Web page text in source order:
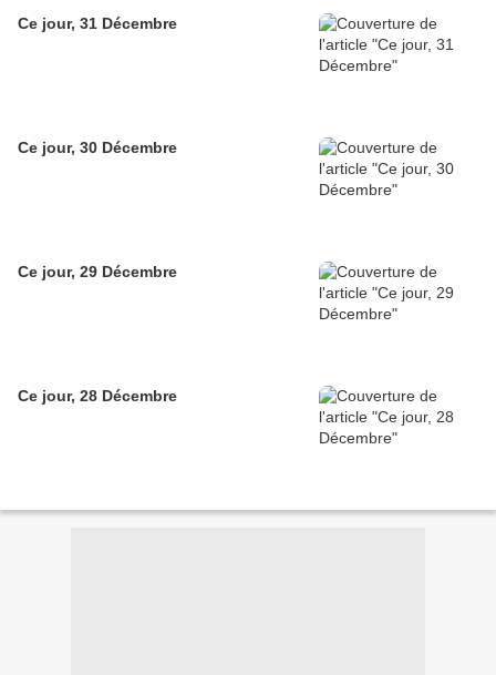
Ce jour, 31 Décembre
Ce jour, 30 Décembre
Ce jour, 29 Décembre
Ce jour, 28 Décembre